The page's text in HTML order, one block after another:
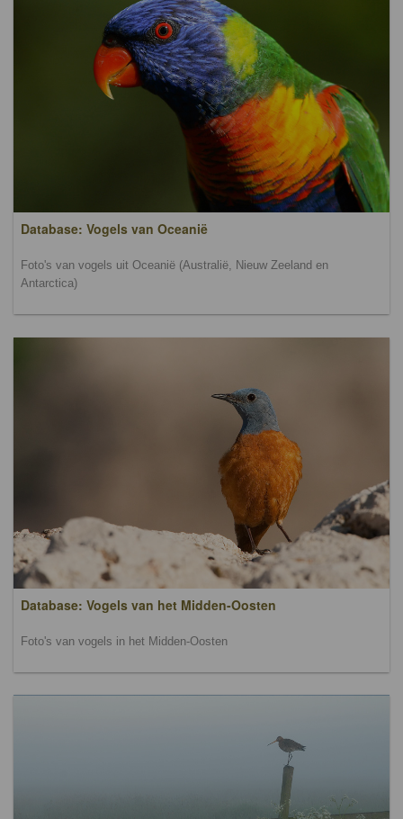
Database: Vogels van Oceanië
Foto's van vogels uit Oceanië (Australië, Nieuw Zeeland en
Antarctica)
Database: Vogels van het Midden-Oosten
Foto's van vogels in het Midden-Oosten